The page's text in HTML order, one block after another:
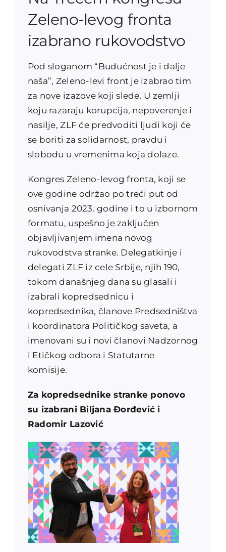
Zeleno-levog fronta
izabrano rukovodstvo
Pod sloganom “Budućnost je i dalje
naša”, Zeleno-levi front je izabrao tim
za nove izazove koji slede. U zemlji
koju razaraju korupcija, nepoverenje i
nasilje, ZLF će predvoditi ljudi koji će
se boriti za solidarnost, pravdu i
slobodu u vremenima koja dolaze.
Kongres Zeleno-levog fronta, koji se
ove godine održao po treći put od
osnivanja 2023. godine i to u izbornom
formatu, uspešno je zaključen
objavljivanjem imena novog
rukovodstva stranke. Delegatkinje i
delegati ZLF iz cele Srbije, njih 190,
tokom današnjeg dana su glasali i
izabrali kopredsednicu i
kopredsednika, članove Predsedništva
i koordinatora Političkog saveta, a
imenovani su i novi članovi Nadzornog
i Etičkog odbora i Statutarne
komisije.
Za kopredsednike stranke ponovo
su izabrani Biljana Đorđević i
Radomir Lazović